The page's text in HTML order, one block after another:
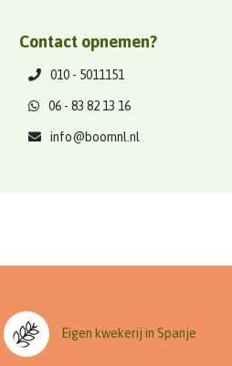
Contact opnemen?
010 - 5011151
06 - 83 82 13 16
info@boomnl.nl
Eigen kwekerij in Spanje